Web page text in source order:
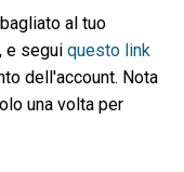
al tuo
e segui questo link
dell'account. Nota
una volta per